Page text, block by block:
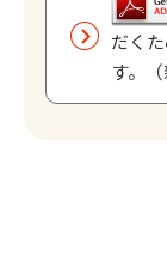
だく
す。